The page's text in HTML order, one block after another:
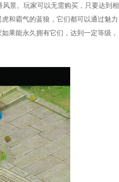
风景。玩家可以无需购买，只要达到相
和霸气的蓝狼，它们都可以通过魅力
果能永久拥有它们，达到一定等级，